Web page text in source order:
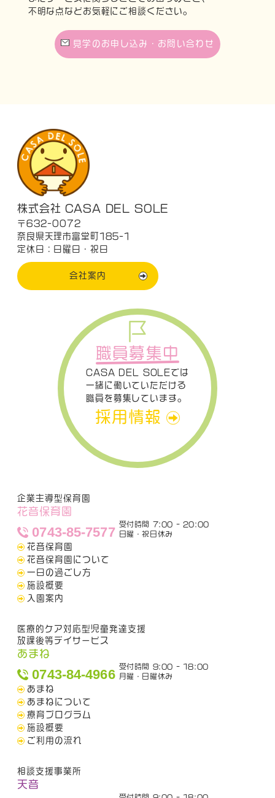
不明な点などお気軽にご相談ください。
見学のお申し込み・お問い合わせ
株式会社 CASA DEL SOLE
〒632-0072
奈良県天理市富堂町185-1
定休日：日曜日・祝日
会社案内
職員募集中
CASA DEL SOLEでは
一緒に働いていただける
職員を募集しています。
採用情報
企業主導型保育園
花音保育園
0743-85-7577
受付時間 7:00 - 20:00
日曜・祝日休み
花音保育園
花音保育園について
一日の過ごし方
施設概要
入園案内
医療的ケア対応型児童発達支援
放課後等デイサービス
あまね
0743-84-4966
受付時間 9:00 - 18:00
月曜・日曜休み
あまね
あまねについて
療育プログラム
施設概要
ご利用の流れ
相談支援事業所
天音